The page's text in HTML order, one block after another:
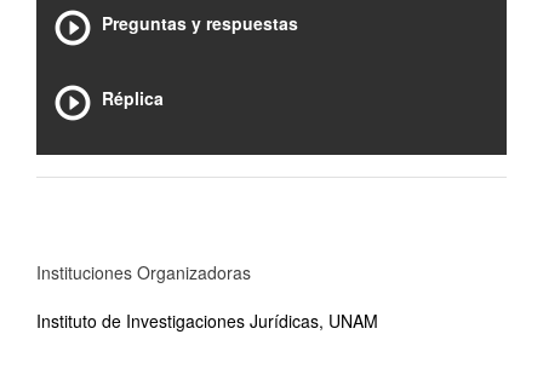
Preguntas y respuestas
Réplica
Instituciones Organizadoras
Instituto de Investigaciones Jurídicas, UNAM